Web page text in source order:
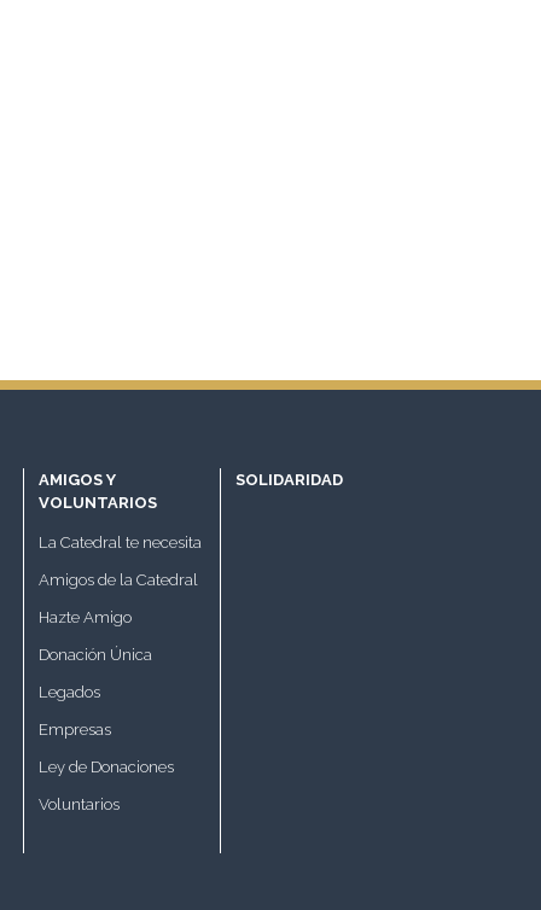
AMIGOS Y
VOLUNTARIOS
La Catedral te necesita
Amigos de la Catedral
Hazte Amigo
Donación Única
Legados
Empresas
Ley de Donaciones
Voluntarios
SOLIDARIDAD